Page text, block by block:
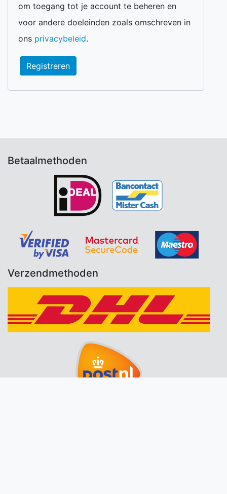
om toegang tot je account te beheren en
voor andere doeleinden zoals omschreven in
ons privacybeleid.
Registreren
Betaalmethoden
Verzendmethoden